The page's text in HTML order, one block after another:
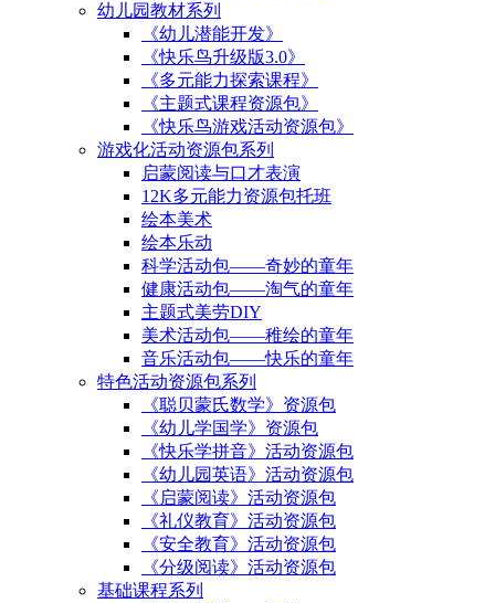
幼儿园教材系列
《幼儿潜能开发》
《快乐鸟升级版3.0》
《多元能力探索课程》
《主题式课程资源包》
《快乐鸟游戏活动资源包》
游戏化活动资源包系列
启蒙阅读与口才表演
12K多元能力资源包托班
绘本美术
绘本乐动
科学活动包——奇妙的童年
健康活动包——淘气的童年
主题式美劳DIY
美术活动包——稚绘的童年
音乐活动包——快乐的童年
特色活动资源包系列
《聪贝蒙氏数学》资源包
《幼儿学国学》资源包
《快乐学拼音》活动资源包
《幼儿园英语》活动资源包
《启蒙阅读》活动资源包
《礼仪教育》活动资源包
《安全教育》活动资源包
《分级阅读》活动资源包
基础课程系列